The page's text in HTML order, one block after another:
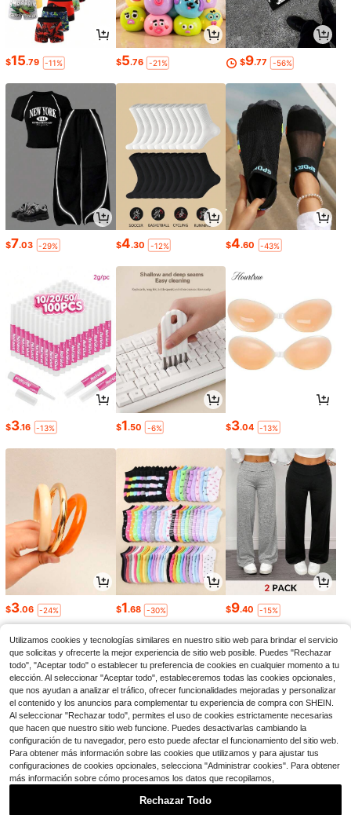
$15.79 -11% $5.76 -21% $9.77 -56%
$7.03 -29% $4.30 -12% $4.60 -43%
$3.16 -13% $1.50 -6% $3.04 -13%
$3.06 -24% $1.68 -30% $9.40 -15%
Utilizamos cookies y tecnologías similares en nuestro sitio web para brindar el servicio
que solicitas y ofrecerte la mejor experiencia de sitio web posible. Puedes "Rechazar
todo", "Aceptar todo" o establecer tu preferencia de cookies en cualquier momento a tu
elección. Al seleccionar "Aceptar todo", estableceremos todas las cookies opcionales,
que nos ayudan a analizar el tráfico, ofrecer funcionalidades mejoradas y personalizar
el contenido y los anuncios para complementar tu experiencia de compra con SHEIN.
Al seleccionar "Rechazar todo", permites el uso de cookies estrictamente necesarias
que hacen que nuestro sitio web funcione. Puedes desactivarlas cambiando la
configuración de tu navegador, pero esto puede afectar el funcionamiento del sitio web.
Para obtener más información sobre las cookies que utilizamos y para ajustar tus
configuraciones de cookies opcionales, selecciona "Administrar cookies". Para obtener
más información sobre cómo procesamos los datos que recopilamos,
Rechazar Todo